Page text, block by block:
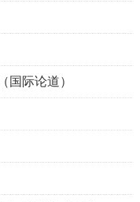
国际论道）